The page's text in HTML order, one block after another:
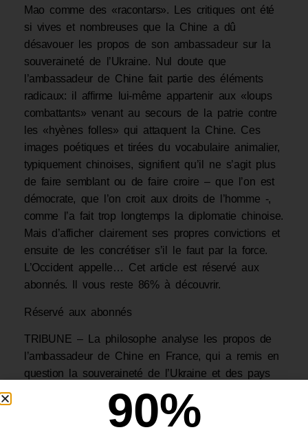
Mao comme des «racontars». Les critiques ont été
si vives et nombreuses que la Chine a dû
désavouer les propos de son ambassadeur sur la
souveraineté de l’Ukraine. Nul doute que
l’ambassadeur de Chine fait partie des éléments
radicaux: il affirme lui-même appartenir aux «loups
combattants» venant au secours de la patrie contre
les «hyènes folles» qui attaquent la Chine. Ces
images poétiques et tirées du vocabulaire animalier,
typiquement chinoises, signifient qu’il ne s’agit plus
de faire semblant ou de faire croire – que l’on est
démocrate, que l’on croit aux droits de l’homme -,
comme l’a fait trop longtemps la diplomatie chinoise.
Mais d’afficher clairement ses propres convictions et
ensuite de les concrétiser s’il le faut par la force.
L’Occident appelle… Cet article est réservé aux
abonnés. Il vous reste 86% à découvrir.
Réservé aux abonnés
TRIBUNE – La philosophe analyse les propos de
l’ambassadeur de Chine en France, qui a remis en
question la souveraineté de l’Ukraine et des pays
de «racontars». Des mots qui apparaissent
légitimement choquants, mais qui s’inscrivent dans
90%